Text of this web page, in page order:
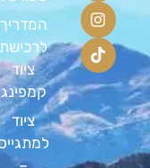
המדריך
לרכישת
ציוד
קמפינג
ציוד
למתגייס